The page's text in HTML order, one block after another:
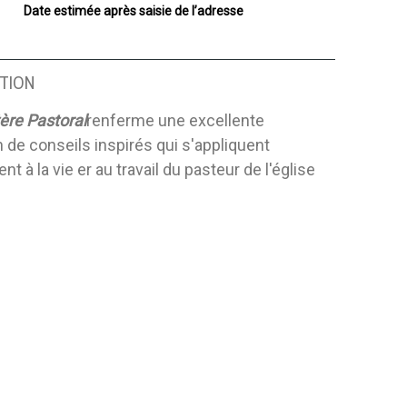
Date estimée après saisie de l’adresse
Pastoralrenferme une excellente
de conseils inspirés qui s'appliquent
à la vie er au travail du pasteur de l'église